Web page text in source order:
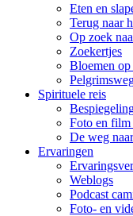
Eten en
Terug naar
Op zoek
Zoekertjes
Bloemen
Spirituele reis
Foto en film
De weg
Ervaringen
Weblogs
Podcast
Foto- en